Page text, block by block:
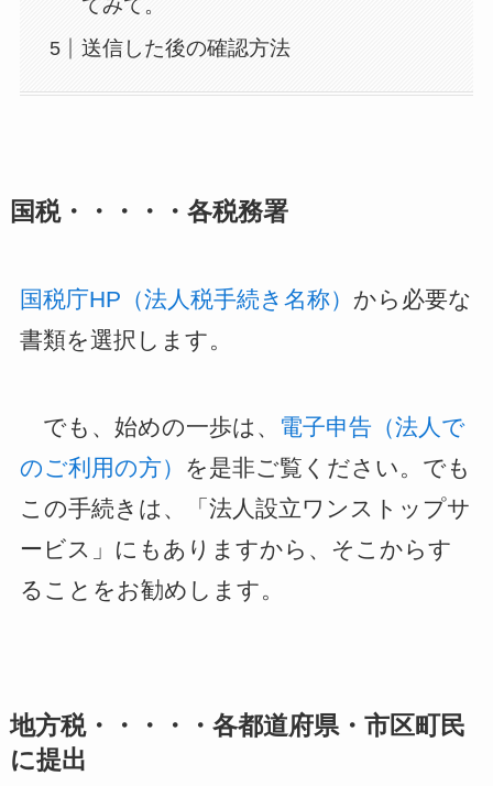
てみて。
送信した後の確認方法
国税・・・・・各税務署
国税庁HP（法人税手続き名称） から必要な
書類を選択します。
でも、始めの一歩は、 電子申告（法人で
のご利用の方） を是非ご覧ください。でも
この手続きは、「法人設立ワンストップサ
ービス」にもありますから、そこからす
ることをお勧めします。
地方税・・・・・各都道府県・市区町民
に提出